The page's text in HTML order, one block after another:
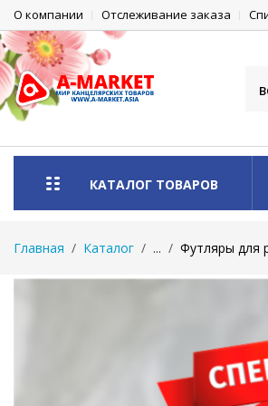
О компании Отслеживание заказа
КАТАЛОГ ТОВАРОВ
Главная Каталог ... Футляры для